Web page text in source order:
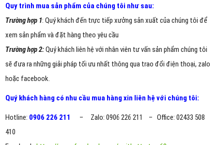
Quy trình mua sản phẩm của chúng tôi như sau:
Trường hợp 1: Quý khách đến trực tiếp xưởng sản xuất của chúng tôi để
xem sản phẩm và đặt hàng theo yêu cầu
Trường hợp 2:Quý khách liên hệ với nhân viên tư vấn sản phẩm chúng tôi
sẽ đưa ra những giải pháp tối ưu nhất thông qua trao đổi điện thoại, zalo
hoặc facebook.
Quý khách hàng có nhu cầu mua hàng xin liên hệ với chúng tôi:
Hotline: 0906 226 211
– Zalo: 0906 226 211 – Office: 02433 508
410